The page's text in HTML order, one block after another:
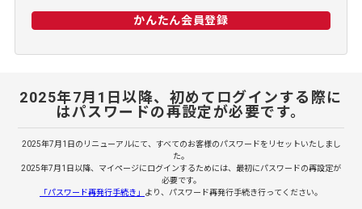
かんたん会員登録
2025年7月1日以降、初めてログインする際に
はパスワードの再設定が必要です。
2025年7月1日のリニューアルにて、すべてのお客様のパスワードをリセットいたしまし
た。
2025年7月1日以降、マイページにログインするためには、最初にパスワードの再設定が
必要です。
「パスワード再発行手続き」 より、パスワード再発行手続き行ってください。